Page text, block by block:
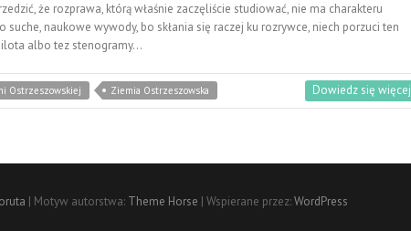
że rozprawa, którą właśnie zaczęliście studiować, nie ma charakteru
suche, naukowe wywody, bo skłania się raczej ku rozrywce, niech porzuci ten
albo tez stenogramy…
Ostrzeszowskiej Ziemia Ostrzeszowska Dowiedz się więcej
| Motyw autorstwa: Theme Horse | Wspierane przez:WordPress